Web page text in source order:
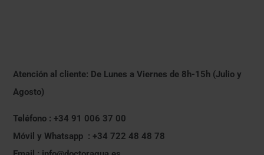
Atención al cliente: De Lunes a Viernes de 8h-15h (Julio y
Agosto)
Teléfono : +34 91 006 37 00
Móvil y Whatsapp : +34 722 48 48 78